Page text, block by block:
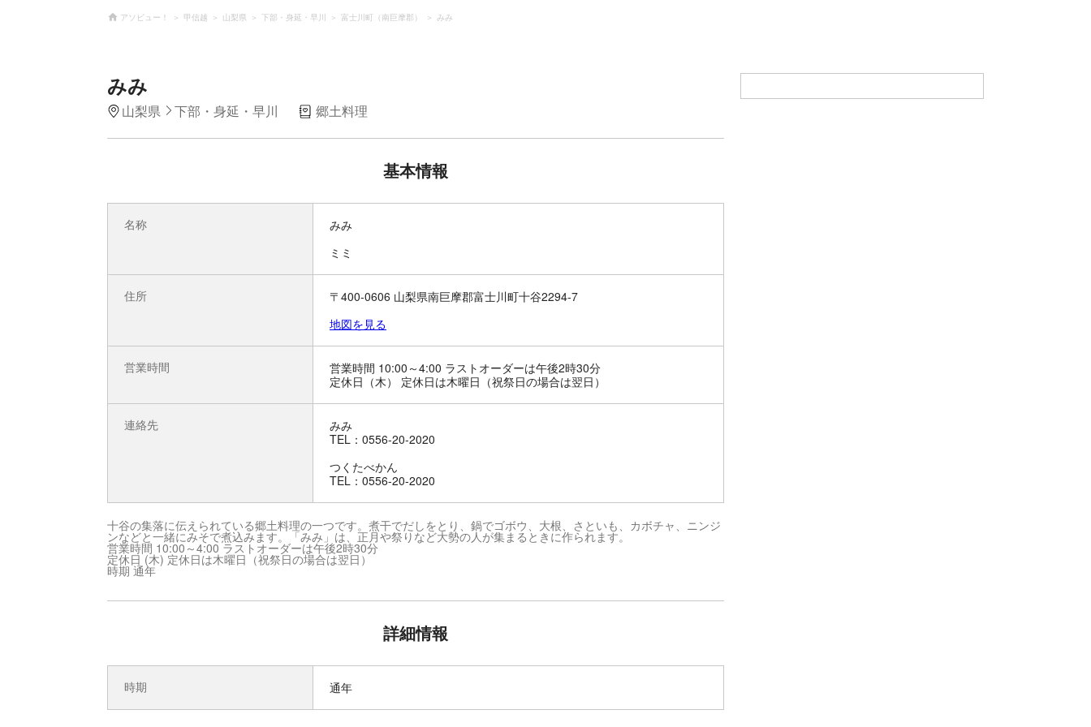
アソビュー！ 甲信越 山梨県 下部・身延・早川 富士川町（南巨摩郡） みみ
みみ
山梨県 下部・身延・早川 郷土料理
基本情報
名称
みみ
ミミ
住所
〒400-0606 山梨県南巨摩郡富士川町十谷2294-7
地図を見る
営業時間
営業時間 10:00～4:00 ラストオーダーは午後2時30分
定休日（木） 定休日は木曜日（祝祭日の場合は翌日）
連絡先
みみ
TEL：0556-20-2020
つくたべかん
TEL：0556-20-2020
十谷の集落に伝えられている郷土料理の一つです。煮干でだしをとり、鍋でゴボウ、大根、さといも、カボチャ、ニンジ
ンなどと一緒にみそで煮込みます。「みみ」は、正月や祭りなど大勢の人が集まるときに作られます。
営業時間 10:00～4:00 ラストオーダーは午後2時30分
定休日 (木) 定休日は木曜日（祝祭日の場合は翌日）
時期 通年
詳細情報
時期 通年